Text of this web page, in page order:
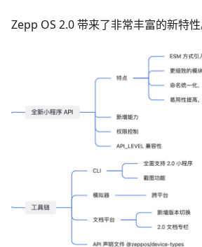
Zepp OS 2.0 带来了非常丰富的新特性